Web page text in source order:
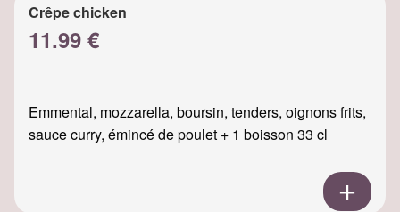
Crêpe chicken
11.99 €
Emmental, mozzarella, boursin, tenders, oignons frits,
sauce curry, émincé de poulet + 1 boisson 33 cl